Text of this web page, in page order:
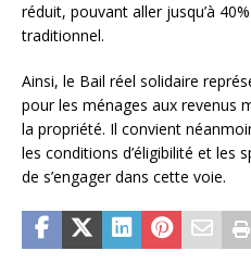
réduit, pouvant aller jusqu’à
traditionnel.
Ainsi, le Bail réel solidaire
pour les ménages aux revenus
la propriété. Il convient
les conditions d’éligibilité et les
de s’engager dans cette voie.